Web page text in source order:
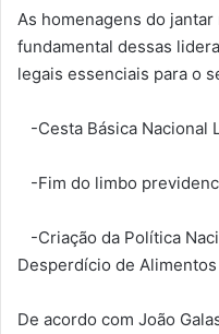
As homenagens do
fundamental dessas
legais essenciais para o
-Cesta Básica Nacional
-Fim do limbo
-Criação da Política
Desperdício de Alimentos
De acordo com João